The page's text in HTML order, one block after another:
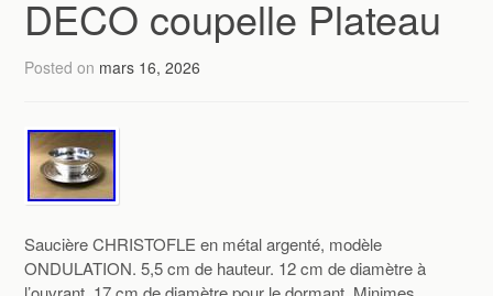
DECO coupelle Plateau
Posted on mars 16, 2026
Saucière CHRISTOFLE en métal argenté, modèle
ONDULATION. 5,5 cm de hauteur. 12 cm de diamètre à